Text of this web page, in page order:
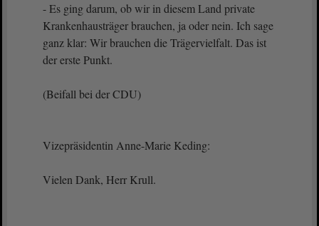
- Es ging darum, ob wir in diesem Land private
Krankenhausträger brauchen, ja oder nein. Ich sage
ganz klar: Wir brauchen die Trägervielfalt. Das ist
der erste Punkt.
(Beifall bei der CDU)
Vizepräsidentin Anne-Marie Keding:
Vielen Dank, Herr Krull.